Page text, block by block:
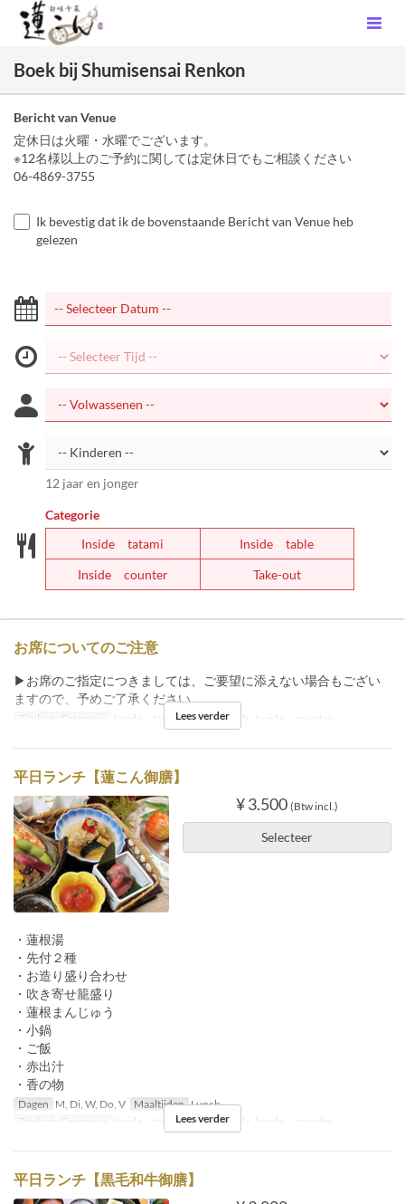
Boek bij Shumisensai Renkon
Bericht van Venue
定休日は火曜・水曜でございます。
※12名様以上のご予約に関しては定休日でもご相談ください
06-4869-3755
Ik bevestig dat ik de bovenstaande Bericht van Venue heb
gelezen
12 jaar en jonger
Categorie
Inside tatami
Inside table
Inside counter
Take-out
お席についてのご注意
▶お席のご指定につきましては、ご要望に添えない場合もござい
ますので、予めご了承ください。
Zitplaats Categorie Inside tatami, Inside table, Inside counter
Lees verder
平日ランチ【蓮こん御膳】
¥ 3.500 (Btw incl.)
Selecteer
・蓮根湯
・先付２種
・お造り盛り合わせ
・吹き寄せ籠盛り
・蓮根まんじゅう
・小鍋
・ご飯
・赤出汁
・香の物
Dagen M, Di, W, Do, V Maaltijden Lunch
Zitplaats Categorie
Inside tatami, Inside table, Inside counter
Lees verder
平日ランチ【黒毛和牛御膳】